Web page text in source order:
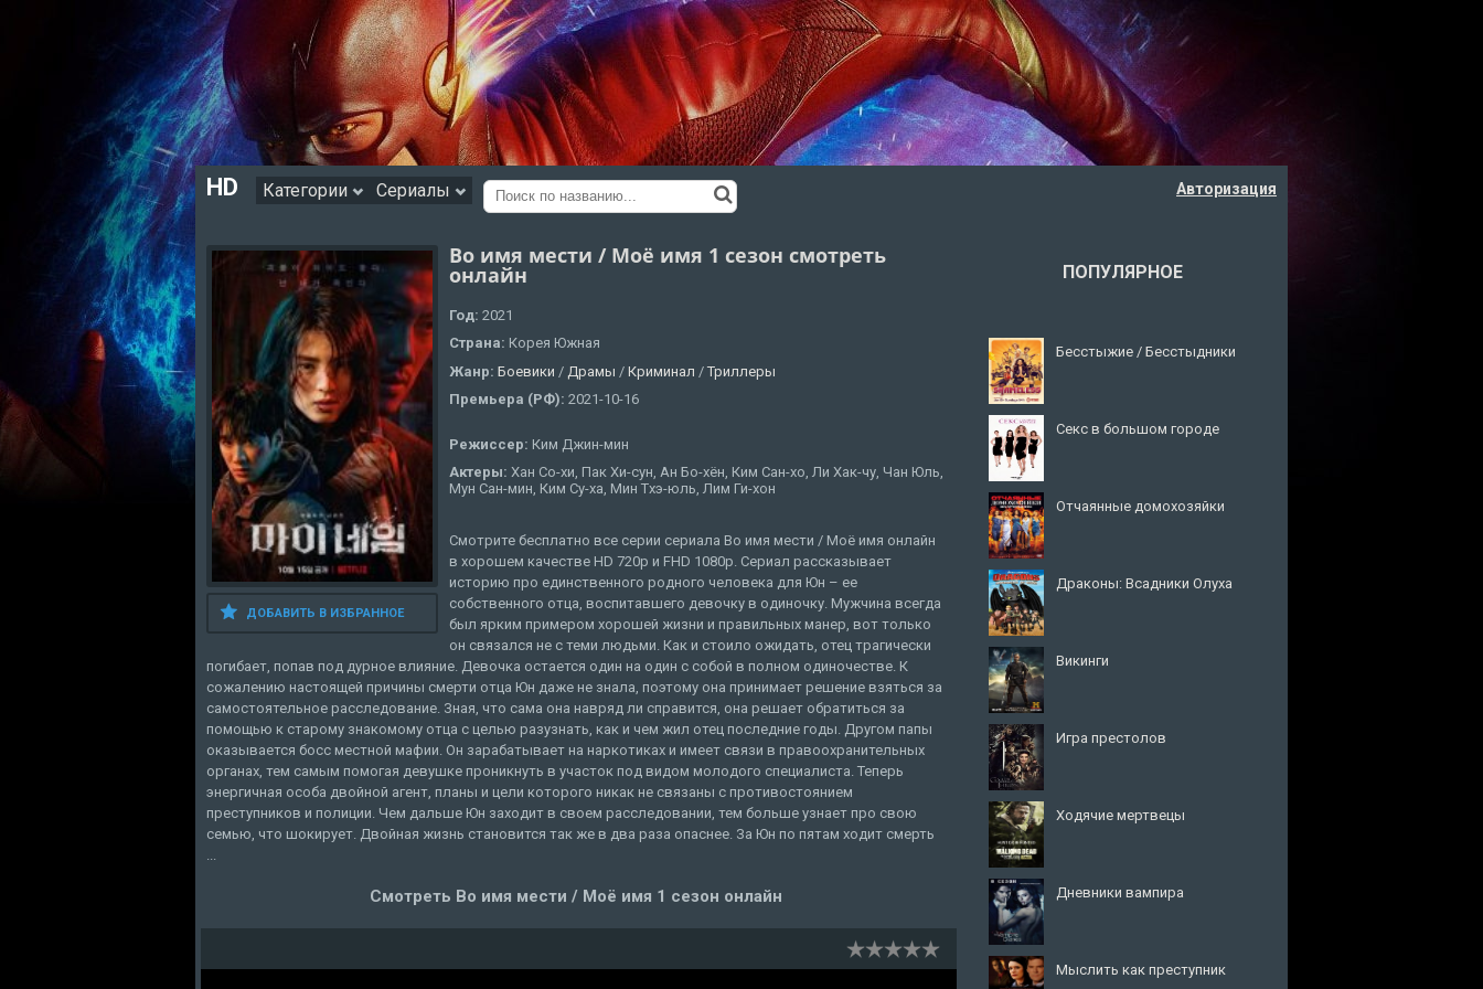
HD Категории Сериалы Авторизация
ДОБАВИТЬ В ИЗБРАННОЕ
Во имя мести / Моё имя 1 сезон смотреть
онлайн
Год: 2021
Страна: Корея Южная
Жанр: Боевики / Драмы / Криминал / Триллеры
Премьера (РФ): 2021-10-16
Режиссер: Ким Джин-мин
Актеры: Хан Со-хи, Пак Хи-сун, Ан Бо-хён, Ким Сан-хо, Ли Хак-чу, Чан Юль,
Мун Сан-мин, Ким Су-ха, Мин Тхэ-юль, Лим Ги-хон
Смотрите бесплатно все серии сериала Во имя мести / Моё имя онлайн
в хорошем качестве HD 720p и FHD 1080p. Сериал рассказывает
историю про единственного родного человека для Юн – ее
собственного отца, воспитавшего девочку в одиночку. Мужчина всегда
был ярким примером хорошей жизни и правильных манер, вот только
он связался не с теми людьми. Как и стоило ожидать, отец трагически
погибает, попав под дурное влияние. Девочка остается один на один с собой в полном одиночестве. К
сожалению настоящей причины смерти отца Юн даже не знала, поэтому она принимает решение взяться за
самостоятельное расследование. Зная, что сама она навряд ли справится, она решает обратиться за
помощью к старому знакомому отца с целью разузнать, как и чем жил отец последние годы. Другом папы
оказывается босс местной мафии. Он зарабатывает на наркотиках и имеет связи в правоохранительных
органах, тем самым помогая девушке проникнуть в участок под видом молодого специалиста. Теперь
энергичная особа двойной агент, планы и цели которого никак не связаны с противостоянием
преступников и полиции. Чем дальше Юн заходит в своем расследовании, тем больше узнает про свою
семью, что шокирует. Двойная жизнь становится так же в два раза опаснее. За Юн по пятам ходит смерть
...
Смотреть Во имя мести / Моё имя 1 сезон онлайн
ПОПУЛЯРНОЕ
Бесстыжие / Бесстыдники
Секс в большом городе
Отчаянные домохозяйки
Драконы: Всадники Олуха
Викинги
Игра престолов
Ходячие мертвецы
Дневники вампира
Мыслить как преступник